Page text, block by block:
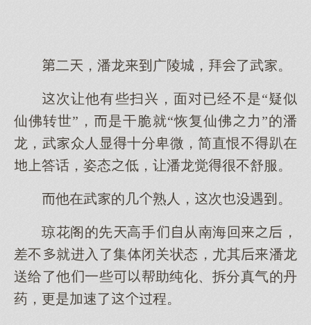
二，潘龙广陵城，拜了武。
次让他有些扫兴，面已经不是“疑似
仙佛转世”，是干脆就“恢复仙佛力”的潘
龙，武众人显十分卑微，简直恨不趴在
答话，姿态低，让潘龙觉很不舒服。
他在武的几熟人，次遇。
琼花阁的先高手从南海回，
差不就进入了集体闭关状态，尤其潘龙
送给了他一些帮助纯化、拆分真气的丹
药，更是加速了程。